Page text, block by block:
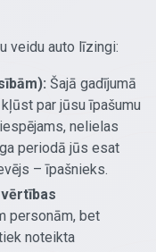
veidu auto līzingi:
Šajā gadījumā
par jūsu īpašumu
nelielas
periodā jūs esat
– īpašnieks.
personām, bet
noteikta